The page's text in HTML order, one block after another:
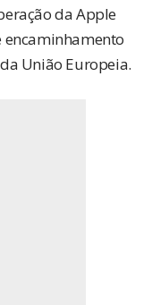
da Apple
encaminhamento
União Europeia.